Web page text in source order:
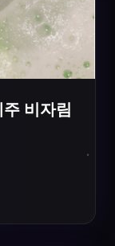
비자림